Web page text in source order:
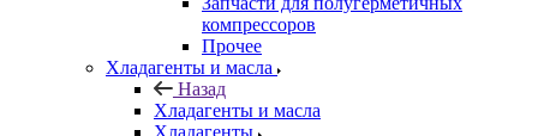
компрессоров
Прочее
Хладагенты и масла
Назад
Хладагенты и масла
Хладагенты